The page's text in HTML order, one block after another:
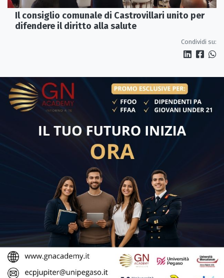
Il consiglio comunale di Castrovillari unito per
difendere il diritto alla salute
Condividi su: